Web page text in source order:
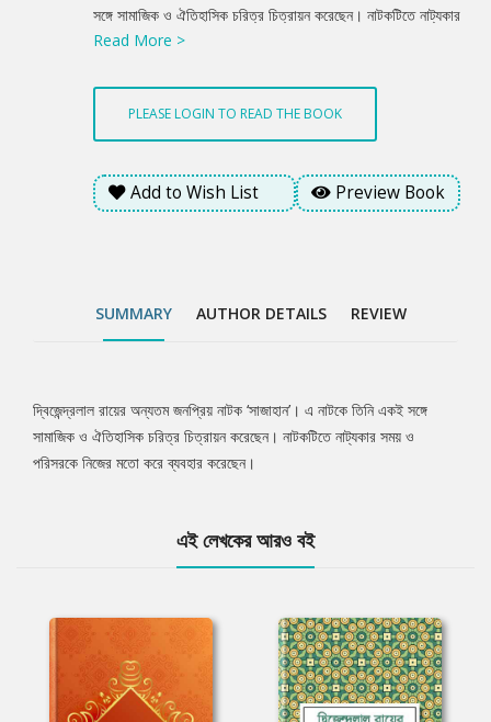
সঙ্গে সামাজিক ও ঐতিহাসিক চরিত্র চিত্রায়ন করেছেন। নাটকটিতে নাট্যকার
সময় ও পরিসরকে নিজের মতো করে ব্যবহার করেছেন।
Read More >
PLEASE LOGIN TO READ THE BOOK
Add to Wish List Preview Book
SUMMARY AUTHOR DETAILS REVIEW
Tab
Article
দ্বিজেন্দ্রলাল রায়ের অন্যতম জনপ্রিয় নাটক ‘সাজাহান’। এ নাটকে তিনি একই সঙ্গে
সামাজিক ও ঐতিহাসিক চরিত্র চিত্রায়ন করেছেন। নাটকটিতে নাট্যকার সময় ও
পরিসরকে নিজের মতো করে ব্যবহার করেছেন।
এই লেখকের আরও বই